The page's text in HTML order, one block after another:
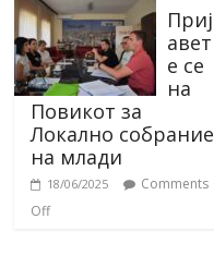
Приј
авет
е се
на
Повикот за
Локално собрание
на млади
18/06/2025
Comments
Off